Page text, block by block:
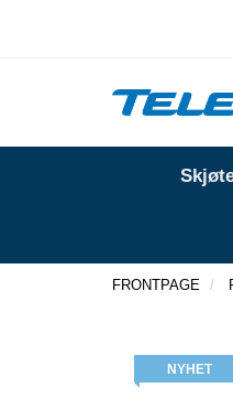
FRONTPAGE
NYHET